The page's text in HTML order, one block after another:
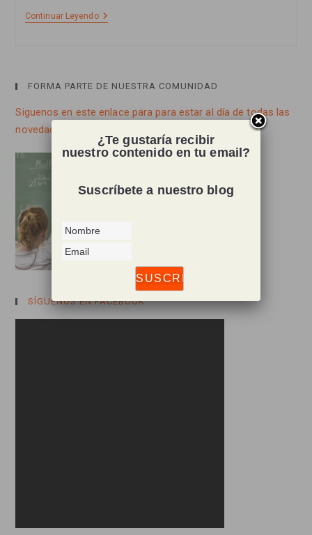
Continuar LeyendoLa
FORMA PARTE DE NUESTRA COMUNIDAD
Siguenos en este enlace para para estar al día de todas las
novedades de la Escuela de las Emociones.
SÍGUENOS EN FACEBOOK
¿Te gustaría recibir
nuestro contenido en tu email?
Suscríbete a nuestro blog